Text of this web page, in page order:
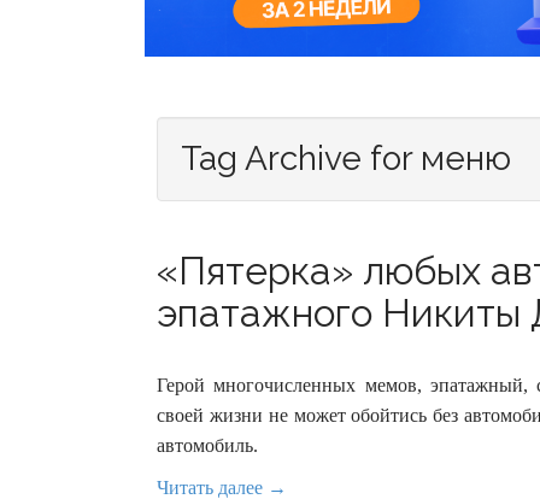
Tag Archive for меню
«Пятерка» любых
эпатажного
Герой многочисленных мемов,
своей жизни не может обойтись без
автомобиль.
Читать далее →